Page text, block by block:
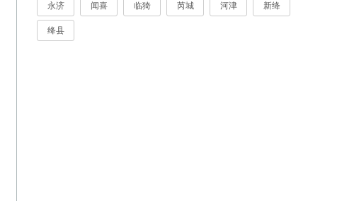
永济 闻喜 临猗 芮城 河津 新绛
绛县